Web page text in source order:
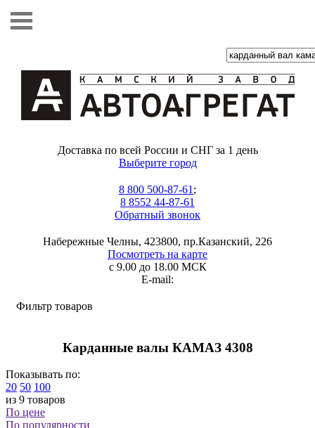
Доставка по всей России и СНГ за 1 день
Выберите город
8 800 500-87-61 ;
8 8552 44-87-61
Обратный звонок
Набережные Челны, 423800, пр.Казанский, 226
Посмотреть на карте
с 9.00 до 18.00 МСК
E-mail:
Фильтр товаров
Карданные валы КАМАЗ 4308
Показывать по:
20 50 100
из 9 товаров
По цене
По популярности